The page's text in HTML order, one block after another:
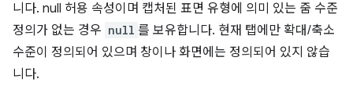
니다. null 허용 속성이며 캡처된 표면 유형에 의미 있는 줌 수준
정의가 없는 경우 null 를 보유합니다. 현재 탭에만 확대/축소
수준이 정의되어 있으며 창이나 화면에는 정의되어 있지 않습
니다.